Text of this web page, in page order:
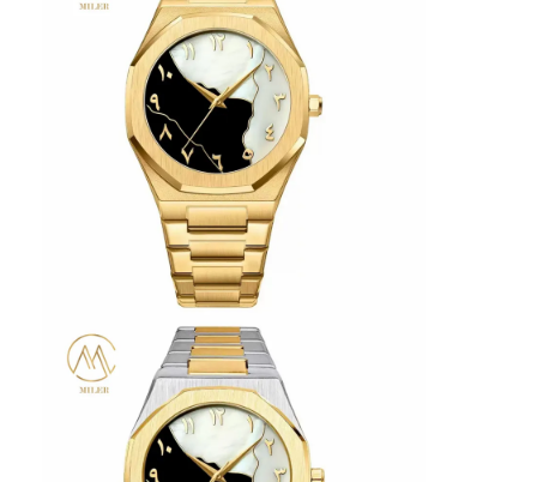
Controllo di qualità
Contattaci
Orologio del quarzo
Orologio di quarzo a cinghia in pelle
Orologio a cinghia in acciaio inossidabile